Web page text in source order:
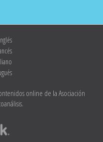
online de la Asociación